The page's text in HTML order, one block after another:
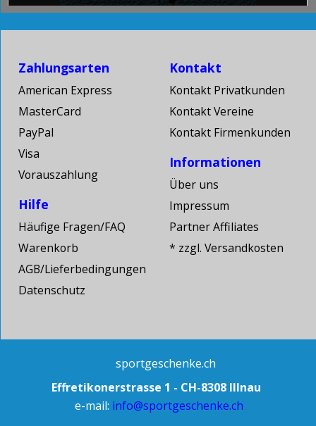
mit deinem Foto
Kontakt
Kontakt Privatkunden
Kontakt Vereine
Kontakt Firmenkunden
Zahlungsarten
American Express
MasterCard
PayPal
Visa
Vorauszahlung
Informationen
Über uns
Impressum
Partner Affiliates
* zzgl. Versandkosten
Hilfe
Häufige Fragen/FAQ
Warenkorb
AGB/Lieferbedingungen
Datenschutz
sportgeschenke.ch
Effretikonerstrasse 1 - CH-8308 Illnau
e-mail: info@sportgeschenke.ch